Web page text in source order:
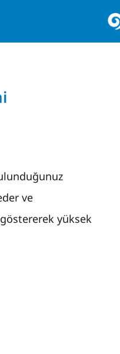
ve
yüksek